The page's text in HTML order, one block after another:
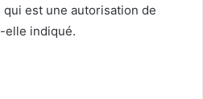
est une autorisation de
elle indiqué.